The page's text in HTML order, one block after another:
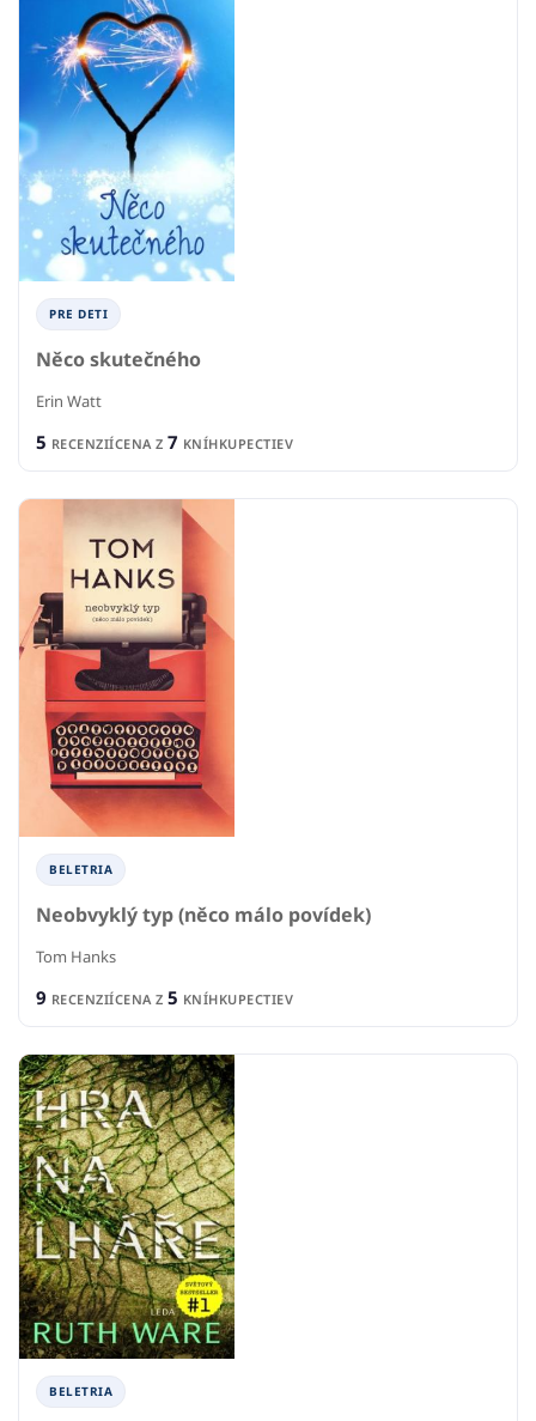
PRE DETI
Něco skutečného
Erin Watt
5 RECENZIÍCENA Z 7 KNÍHKUPECTIEV
BELETRIA
Neobvyklý typ (něco málo povídek)
Tom Hanks
9 RECENZIÍCENA Z 5 KNÍHKUPECTIEV
BELETRIA